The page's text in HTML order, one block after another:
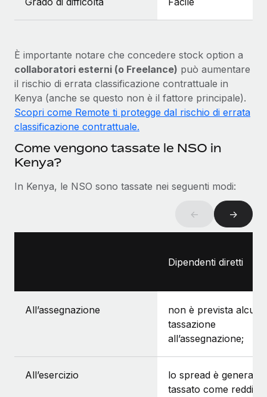
È importante notare che concedere stock option a
collaboratori esterni (o Freelance) può aumentare
il rischio di errata classificazione contrattuale in
Kenya (anche se questo non è il fattore principale).
Scopri come Remote ti protegge dal rischio di errata
classificazione contrattuale.
Come vengono tassate le NSO in
Kenya?
In Kenya, le NSO sono tassate nei seguenti modi:
← →
Dipendenti diretti
All’assegnazione
non è prevista alcuna
tassazione
all’assegnazione;
All’esercizio
lo spread è
tassato come reddito